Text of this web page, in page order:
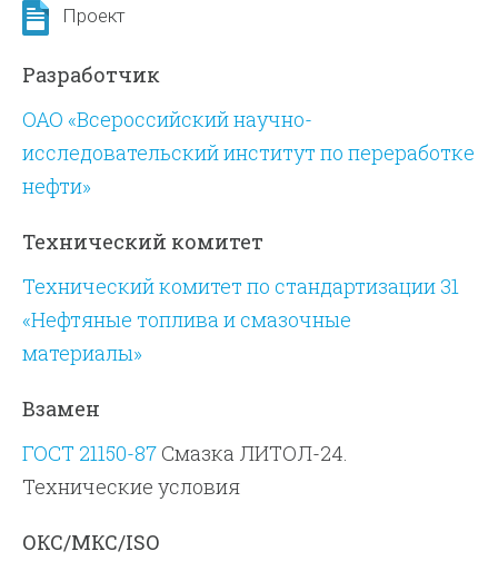
Проект
Разработчик
ОАО «Всероссийский научно-
исследовательский институт по переработке
нефти»
Технический комитет
Технический комитет по стандартизации 31
«Нефтяные топлива и смазочные
материалы»
Взамен
ГОСТ 21150-87 Смазка ЛИТОЛ-24.
Технические условия
ОКС/МКС/ISO